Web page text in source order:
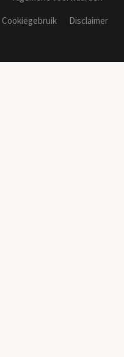
Cookiegebruik
Disclaimer